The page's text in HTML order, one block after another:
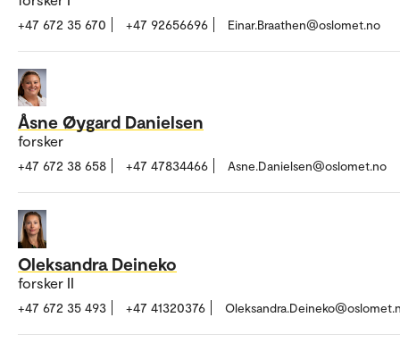
+47 672 35 670 +47 92656696 Einar.Braathen@oslomet.no
Åsne Øygard Danielsen
forsker
+47 672 38 658 +47 47834466 Asne.Danielsen@oslomet.no
Oleksandra Deineko
forsker II
+47 672 35 493 +47 41320376